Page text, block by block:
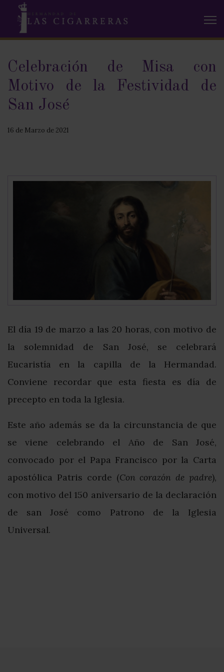
Celebración de Misa con
Motivo de la Festividad de
San José
16 de Marzo de 2021
El día 19 de marzo a las 20 horas, con motivo de
la solemnidad de San José, se celebrará
Eucaristía en la capilla de la Hermandad.
Conviene recordar que esta fiesta es día de
precepto en toda la Iglesia.
Este año además se da la circunstancia de que
se viene celebrando el Año de San José,
convocado por el Papa Francisco por la Carta
apostólica Patris corde (Con corazón de padre),
con motivo del 150 aniversario de la declaración
de san José como Patrono de la Iglesia
Universal.